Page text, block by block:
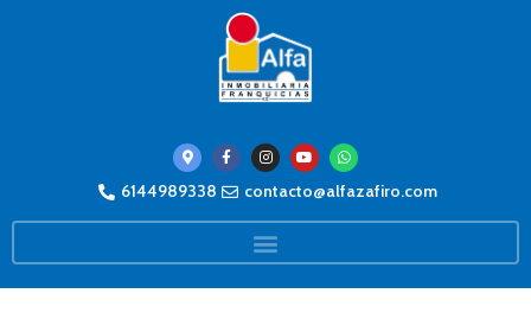
6144989338 contacto@alfazafiro.com